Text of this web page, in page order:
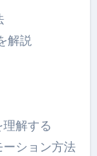
解説
解する
ション方法